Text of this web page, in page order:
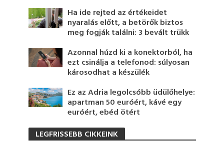
Ha ide rejted az értékeidet
nyaralás előtt, a betörők biztos
meg fogják találni: 3 bevált trükk
Azonnal húzd ki a konektorból, ha
ezt csinálja a telefonod: súlyosan
károsodhat a készülék
Ez az Adria legolcsóbb üdülőhelye:
apartman 50 euróért, kávé egy
euróért, ebéd ötért
LEGFRISSEBB CIKKEINK